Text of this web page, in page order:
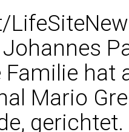
Familie hat
Mario